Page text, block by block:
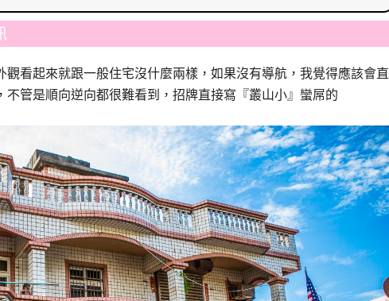
看起來就跟一般住宅沒什麼兩樣，如果沒有導航，我覺得應該會直
管是順向逆向都很難看到，招牌直接寫『叢山小』蠻屌的